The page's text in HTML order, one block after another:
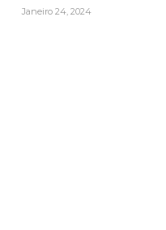
Janeiro 24, 2024